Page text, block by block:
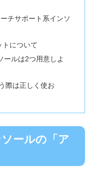
チサポート系インソ
トについて
ールは2つ用意しよ
際は正しく使お
ールの「ア